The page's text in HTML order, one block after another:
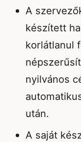
A
készített
korlátlanul
nyilvános
után.
A saját